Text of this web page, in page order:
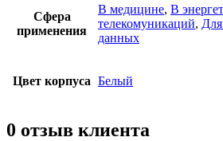
Сфера
применения
В медицине, В
телекомуникаций,
данных
Цвет корпуса Белый
0 отзыв клиента